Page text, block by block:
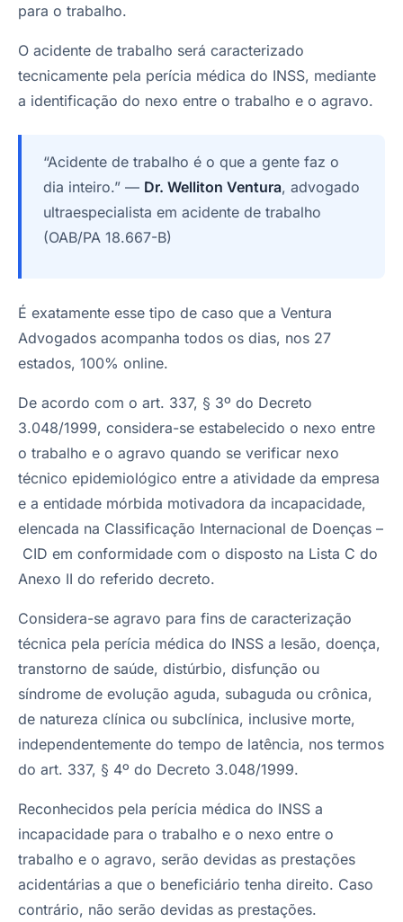
para o trabalho.
O acidente de trabalho será caracterizado
tecnicamente pela perícia médica do INSS, mediante
a identificação do nexo entre o trabalho e o agravo.
“Acidente de trabalho é o que a gente faz o
dia inteiro.” — Dr. Welliton Ventura, advogado
ultraespecialista em acidente de trabalho
(OAB/PA 18.667-B)
É exatamente esse tipo de caso que a Ventura
Advogados acompanha todos os dias, nos 27
estados, 100% online.
De acordo com o art. 337, § 3º do Decreto
3.048/1999, considera-se estabelecido o nexo entre
o trabalho e o agravo quando se verificar nexo
técnico epidemiológico entre a atividade da empresa
e a entidade mórbida motivadora da incapacidade,
elencada na Classificação Internacional de Doenças –
CID em conformidade com o disposto na Lista C do
Anexo II do referido decreto.
Considera-se agravo para fins de caracterização
técnica pela perícia médica do INSS a lesão, doença,
transtorno de saúde, distúrbio, disfunção ou
síndrome de evolução aguda, subaguda ou crônica,
de natureza clínica ou subclínica, inclusive morte,
independentemente do tempo de latência, nos termos
do art. 337, § 4º do Decreto 3.048/1999.
Reconhecidos pela perícia médica do INSS a
incapacidade para o trabalho e o nexo entre o
trabalho e o agravo, serão devidas as prestações
acidentárias a que o beneficiário tenha direito. Caso
contrário, não serão devidas as prestações.